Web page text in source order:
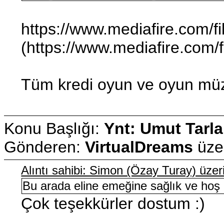
https://www.mediafire.com/
(https://
Tüm kredi oyun ve oyun
Konu Başlığı: Ynt: Umut
Gönderen: VirtualDreams
Alıntı sahibi: Simon (Özay Turay)
Bu arada eline emeğine sağlık ve
Çok teşekkürler dostum :)